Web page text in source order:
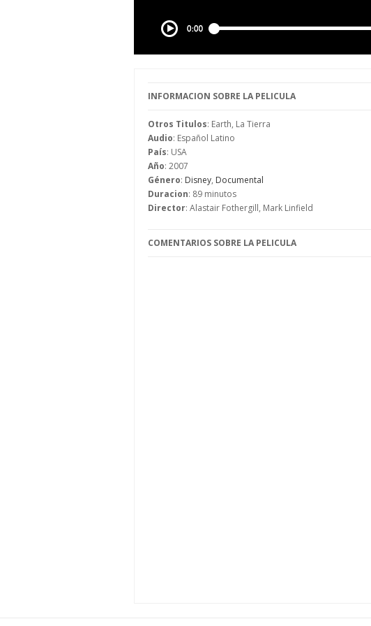
INFORMACION SOBRE LA PELICULA
Otros Titulos: Earth, La Tierra
Audio: Español Latino
País: USA
Año: 2007
Género: Disney, Documental
Duracion: 89 minutos
Director: Alastair Fothergill, Mark Linfield
COMENTARIOS SOBRE LA PELICULA